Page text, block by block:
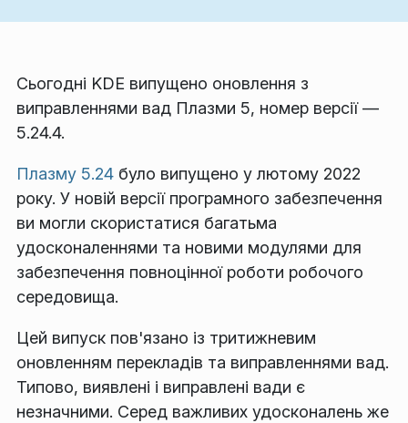
Сьогодні KDE випущено оновлення з
виправленнями вад Плазми 5, номер версії —
5.24.4.
Плазму 5.24 було випущено у лютому 2022
року. У новій версії програмного забезпечення
ви могли скористатися багатьма
удосконаленнями та новими модулями для
забезпечення повноцінної роботи робочого
середовища.
Цей випуск пов'язано із тритижневим
оновленням перекладів та виправленнями вад.
Типово, виявлені і виправлені вади є
незначними. Серед важливих удосконалень же